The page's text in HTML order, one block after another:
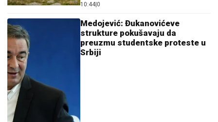
10:44|0
Medojević: Đukanovićeve
strukture pokušavaju da
preuzmu studentske proteste u
Srbiji